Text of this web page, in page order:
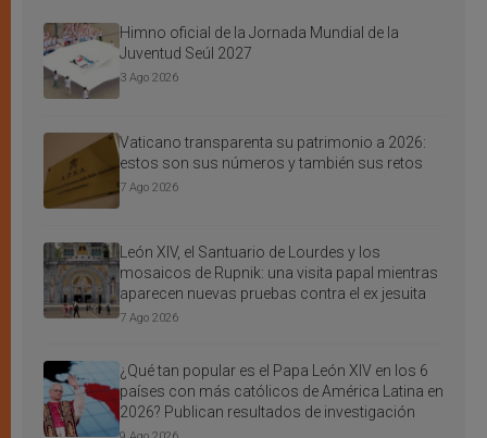
Himno oficial de la Jornada Mundial de la
Juventud Seúl 2027
3 Ago 2026
Vaticano transparenta su patrimonio a 2026:
estos son sus números y también sus retos
7 Ago 2026
León XIV, el Santuario de Lourdes y los
mosaicos de Rupnik: una visita papal mientras
aparecen nuevas pruebas contra el ex jesuita
7 Ago 2026
¿Qué tan popular es el Papa León XIV en los 6
países con más católicos de América Latina en
2026? Publican resultados de investigación